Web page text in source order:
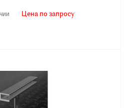
Цена по запросу